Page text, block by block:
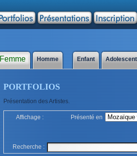
Femme Homme Enfant
PORTFOLIOS
Présentation des Artistes.
Affichage : Présenté en
Recherche :